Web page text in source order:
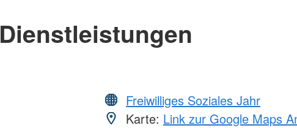
Dienstleistungen
Freiwilliges Soziales Jahr
Karte: Link zur Google Maps